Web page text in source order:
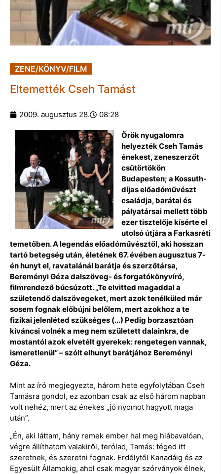
ZENE/KÖNYV/FILM
Eltemették Cseh Tamást
2009. augusztus 28. 08:28
Örök nyugalomra
helyezték Cseh Tamás
énekest, zeneszerzőt
csütörtökön
Budapesten; a Kossuth-
díjas előadóművészt
családja, barátai és
pályatársai mellett több
ezer tisztelője kísérte el
utolsó útjára a Farkasréti
temetőben. A legendás előadóművésztől, aki hosszan
tartó betegség után, életének 67. évében augusztus 7-
én hunyt el, ravatalánál barátja és szerzőtársa,
Bereményi Géza dalszöveg- és forgatókönyvíró,
filmrendező búcsúzott. „Te elvitted magaddal a
születendő dalszövegeket, mert azok tenélküled már
sosem fognak előbújni belőlem, mert azokhoz a te
fizikai jelenléted szükséges (…) Pedig borzasztóan
kíváncsi volnék a meg nem született dalainkra, de
mostantól azok elvetélt gyerekek: rengetegen vannak,
ismeretlenül” – szólt elhunyt barátjához Bereményi
Géza.
Mint az író megjegyezte, három hete egyfolytában Cseh
Tamásra gondol, ez azonban csak az első három napban
volt nehéz, mert az énekes „jó nyomot hagyott maga
után”.
„Én, aki láttam, hány remek ember hal meg hiábavalóan,
végre állíthatom valakiről, terólad, Tamás: téged itt
szeretnek, és szeretni fognak. Erdélytől Kanadáig és az
Egyesült Államokig, ahol csak magyar szórványok élnek,